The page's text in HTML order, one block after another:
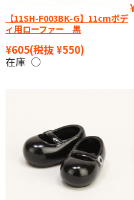
【11SH-F003BK-G】11cmボデ
ィ用ローファー 黒
¥605(税抜 ¥550)
在庫 ○